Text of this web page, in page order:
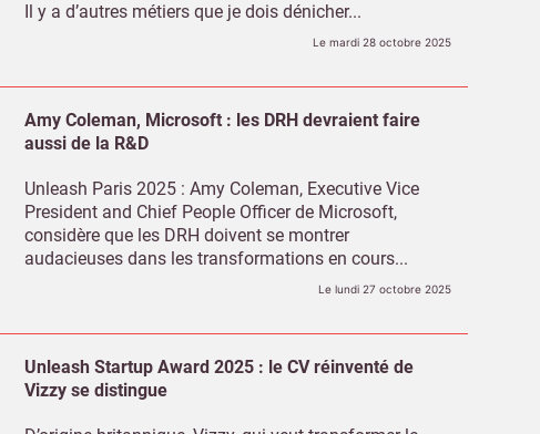
Il y a d’autres métiers que je dois dénicher...
Le mardi 28 octobre 2025
Amy Coleman, Microsoft : les DRH devraient faire
aussi de la R&D
Unleash Paris 2025 : Amy Coleman, Executive Vice
President and Chief People Officer de Microsoft,
considère que les DRH doivent se montrer
audacieuses dans les transformations en cours...
Le lundi 27 octobre 2025
Unleash Startup Award 2025 : le CV réinventé de
Vizzy se distingue